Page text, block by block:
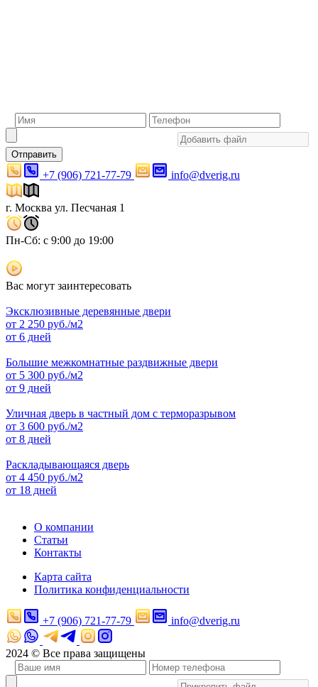
Отправить
+7 (906) 721-77-79 info@dverig.ru
г. Москва ул. Песчаная 1
Пн-Сб: с 9:00 до 19:00
Вас могут заинтересовать
Эксклюзивные деревянные двери
от 2 250 руб./м2
от 6 дней
Большие межкомнатные раздвижные двери
от 5 300 руб./м2
от 9 дней
Уличная дверь в частный дом с терморазрывом
от 3 600 руб./м2
от 8 дней
Раскладывающаяся дверь
от 4 450 руб./м2
от 18 дней
О компании
Статьи
Контакты
Карта сайта
Политика конфиденциальности
+7 (906) 721-77-79 info@dverig.ru
2024 © Все права защищены